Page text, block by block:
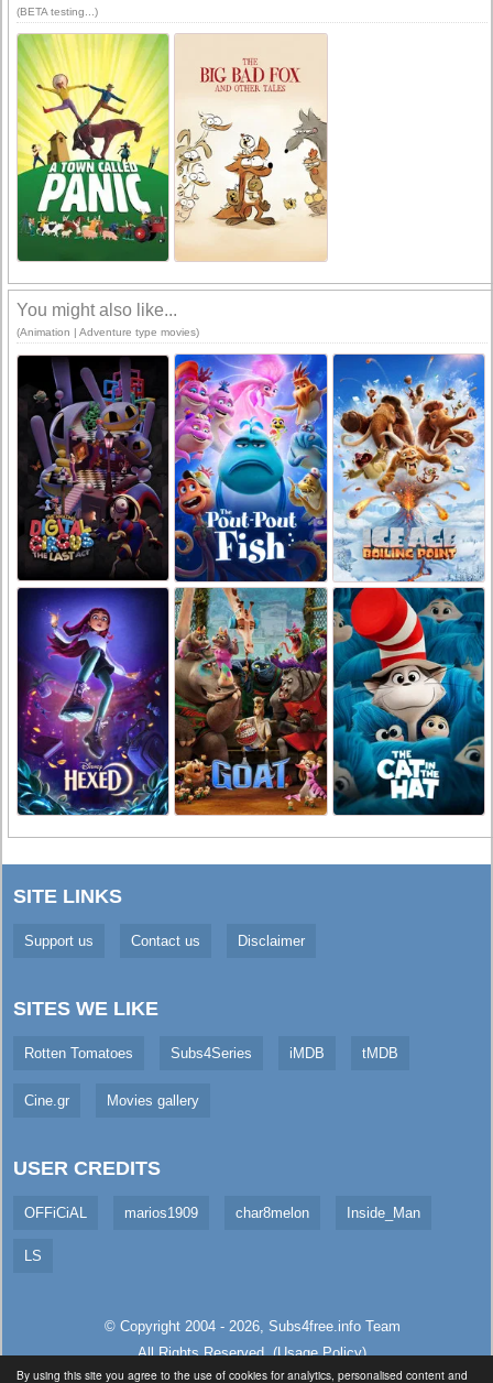
By using this site you agree to the use of cookies for analytics, personalised content and
(BETA testing...)
You might also like...
(Animation | Adventure type movies)
SITE LINKS
Support us Contact us Disclaimer
SITES WE LIKE
Rotten Tomatoes Subs4Series iMDB tMDB
Cine.gr Movies gallery
USER CREDITS
OFFiCiAL marios1909 char8melon Inside_Man
LS
© Copyright 2004 - 2026, Subs4free.infoTeam
All Rights Reserved. (Usage Policy)
Served in 159.49ms (live)